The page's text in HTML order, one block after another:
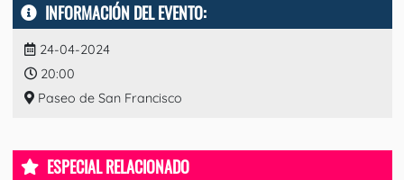
INFORMACIÓN DEL EVENTO:
24-04-2024
20:00
Paseo de San Francisco
ESPECIAL RELACIONADO